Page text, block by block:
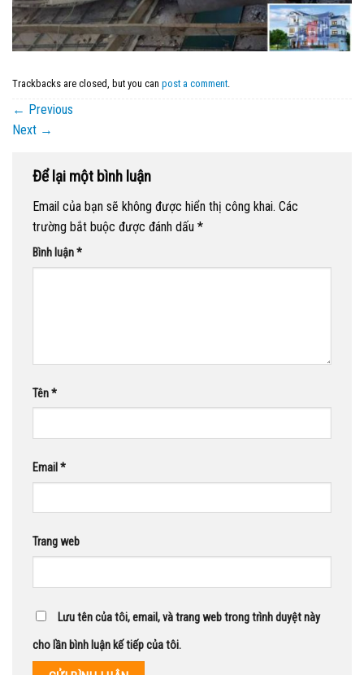
Trackbacks are closed, but you can post a comment.
← Previous
Next →
Để lại một bình luận
Email của bạn sẽ không được hiển thị công khai. Các
trường bắt buộc được đánh dấu *
Bình luận*
Tên*
Email *
Trang web
Lưu tên của tôi, email, và trang web trong trình duyệt này
cho lần bình luận kế tiếp của tôi.